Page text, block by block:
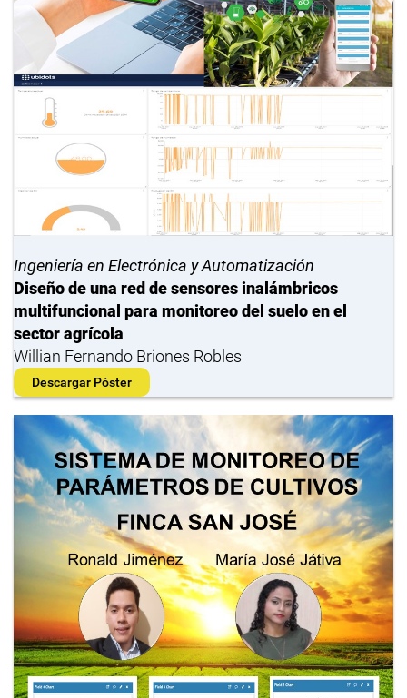
Ingeniería en Electrónica y Automatización
Diseño de una red de sensores inalámbricos
multifuncional para monitoreo del suelo en el
sector agrícola
Willian Fernando Briones Robles
Descargar Póster